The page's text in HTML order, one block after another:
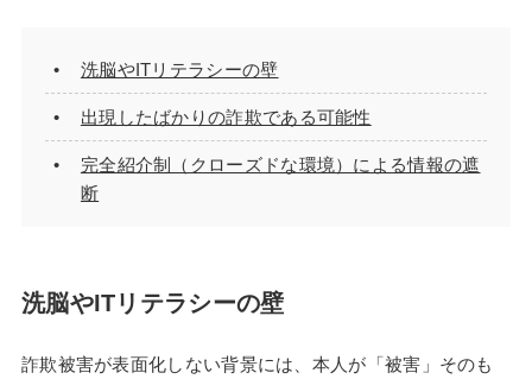
洗脳やITリテラシーの壁
出現したばかりの詐欺である可能性
完全紹介制（クローズドな環境）による情報の遮
断
洗脳やITリテラシーの壁
詐欺被害が表面化しない背景には、本人が「被害」そのも